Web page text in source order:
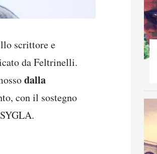
scrittore e
da Feltrinelli.
dalla
con il sostegno